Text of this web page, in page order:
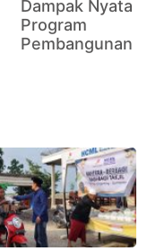
Dampak Nyata
Program
Pembangunan